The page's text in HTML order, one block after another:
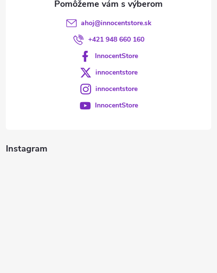
Instagram
ahoj@innocentstore.sk
+421 948 660 160
InnocentStore
innocentstore
innocentstore
InnocentStore